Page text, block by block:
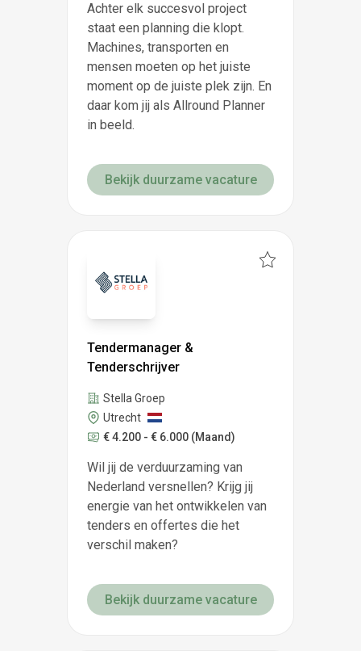
Achter elk succesvol project
staat een planning die klopt.
Machines, transporten en
mensen moeten op het juiste
moment op de juiste plek zijn. En
daar kom jij als Allround Planner
in beeld.
Bekijk duurzame vacature
Tendermanager &
Tenderschrijver
Stella Groep
Utrecht
€ 4.200 - € 6.000 (Maand)
Wil jij de verduurzaming van
Nederland versnellen? Krijg jij
energie van het ontwikkelen van
tenders en offertes die het
verschil maken?
Bekijk duurzame vacature